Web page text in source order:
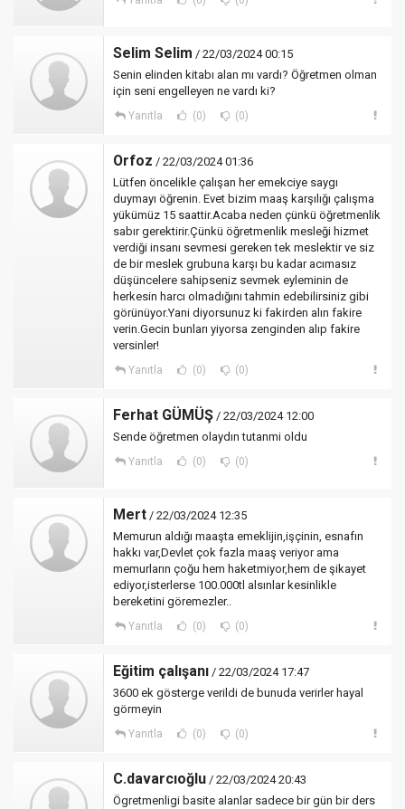
Selim Selim / 22/03/2024 00:15
Senin elinden kitabı alan mı vardı? Öğretmen olman
için seni engelleyen ne vardı ki?
Yanıtla (0) (0)
Orfoz / 22/03/2024 01:36
Lütfen öncelikle çalışan her emekciye saygı
duymayı öğrenin. Evet bizim maaş karşılığı çalışma
yükümüz 15 saattir.Acaba neden çünkü öğretmenlik
sabır gerektirir.Çünkü öğretmenlik mesleği hizmet
verdiği insanı sevmesi gereken tek meslektir ve siz
de bir meslek grubuna karşı bu kadar acımasız
düşüncelere sahipseniz sevmek eyleminin de
herkesin harcı olmadığını tahmin edebilirsiniz gibi
görünüyor.Yani diyorsunuz ki fakirden alın fakire
verin.Gecin bunları yiyorsa zenginden alıp fakire
versinler!
Yanıtla (0) (0)
Ferhat GÜMÜŞ / 22/03/2024 12:00
Sende öğretmen olaydın tutanmi oldu
Yanıtla (0) (0)
Mert / 22/03/2024 12:35
Memurun aldığı maaşta emeklijin,işçinin, esnafın
hakkı var,Devlet çok fazla maaş veriyor ama
memurların çoğu hem haketmiyor,hem de şikayet
ediyor,isterlerse 100.000tl alsınlar kesinlikle
bereketini göremezler..
Yanıtla (0) (0)
Eğitim çalışanı / 22/03/2024 17:47
3600 ek gösterge verildi de bunuda verirler hayal
görmeyin
Yanıtla (0) (0)
C.davarcıoğlu / 22/03/2024 20:43
Ögretmenligi basite alanlar sadece bir gün bir ders